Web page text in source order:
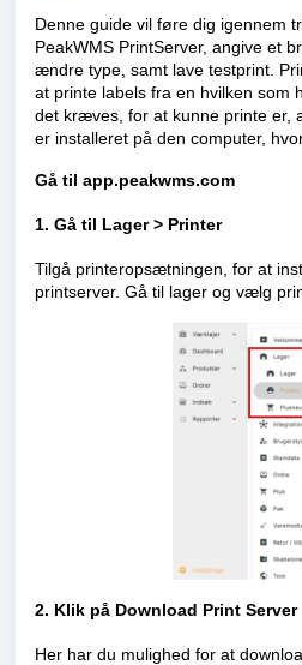
Denne guide vil føre dig igennem
PeakWMS PrintServer, angive et
ændre type, samt lave testprint.
at printe labels fra en hvilken som
det kræves, for at kunne printe er,
er installeret på den computer,
Gå til app.peakwms.com
1. Gå til Lager > Printer
Tilgå printeropsætningen, for at
printserver. Gå til lager og vælg
2. Klik på Download Print Server
Her har du mulighed for at